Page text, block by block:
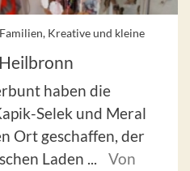
Kreative und kleine
haben die
Selek und Meral
Ort geschaffen, der
Laden ...
Von